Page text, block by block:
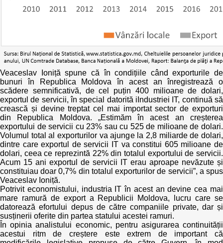
Veaceslav Ioniță spune că în condițiile când exporturile de
bunuri în Republica Moldova în acest an înregistrează o
scădere semnificativă, de cel puțin 400 milioane de dolari,
exportul de servicii, în special datorită iIndustriei IT, continuă să
crească și devine treptat cel mai importat sector de exporturi
din Republica Moldova. „Estimăm în acest an creșterea
exportului de servicii cu 23% sau cu 525 de milioane de dolari.
Volumul total al exporturilor va ajunge la 2,8 miliarde de dolari,
dintre care exportul de servicii IT va constitui 605 milioane de
dolari, ceea ce reprezintă 22% din totalul exportului de servicii.
Acum 15 ani exportul de servicii IT erau aproape nevăzute și
constituiau doar 0,7% din totalul exporturilor de servicii”, a spus
Veaceslav Ioniță.
Potrivit economistului, industria IT în acest an devine cea mai
mare ramură de export a Republicii Moldova, lucru care se
datorează efortului depus de către companiile private, dar și
susținerii oferite din partea statului acestei ramuri.
În opinia analistului economic, pentru asigurarea continuității
acestui ritm de creștere este extrem de important că